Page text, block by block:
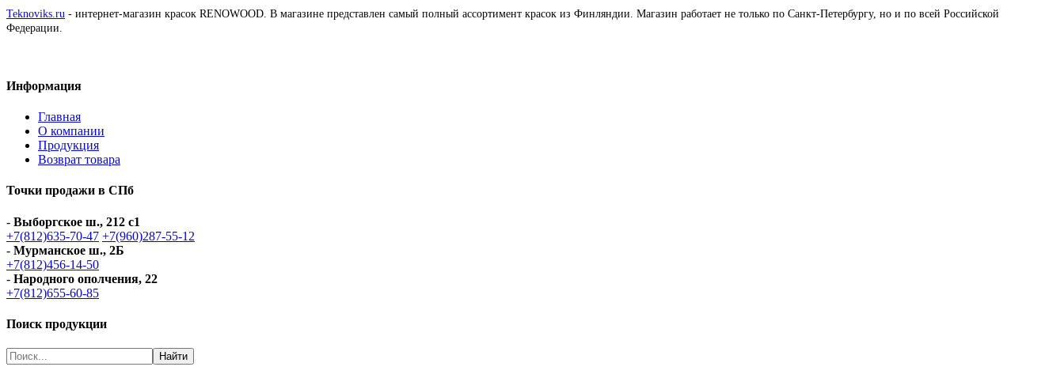
Teknoviks.ru - интернет-магазин красок RENOWOOD. В магазине представлен самый полный ассортимент красок из Финляндии. Магазин работает не только по Санкт-Петербургу, но и по всей Российской
Федерации.
Информация
Главная
О компании
Продукция
Возврат товара
Точки продажи в СПб
- Выборгское ш., 212 с1
+7(812)635-70-47 +7(960)287-55-12
- Мурманское ш., 2Б
+7(812)456-14-50
- Народного ополчения, 22
+7(812)655-60-85
Поиск продукции